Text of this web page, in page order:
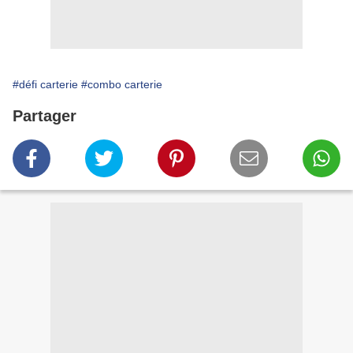
#défi carterie #combo carterie
Partager